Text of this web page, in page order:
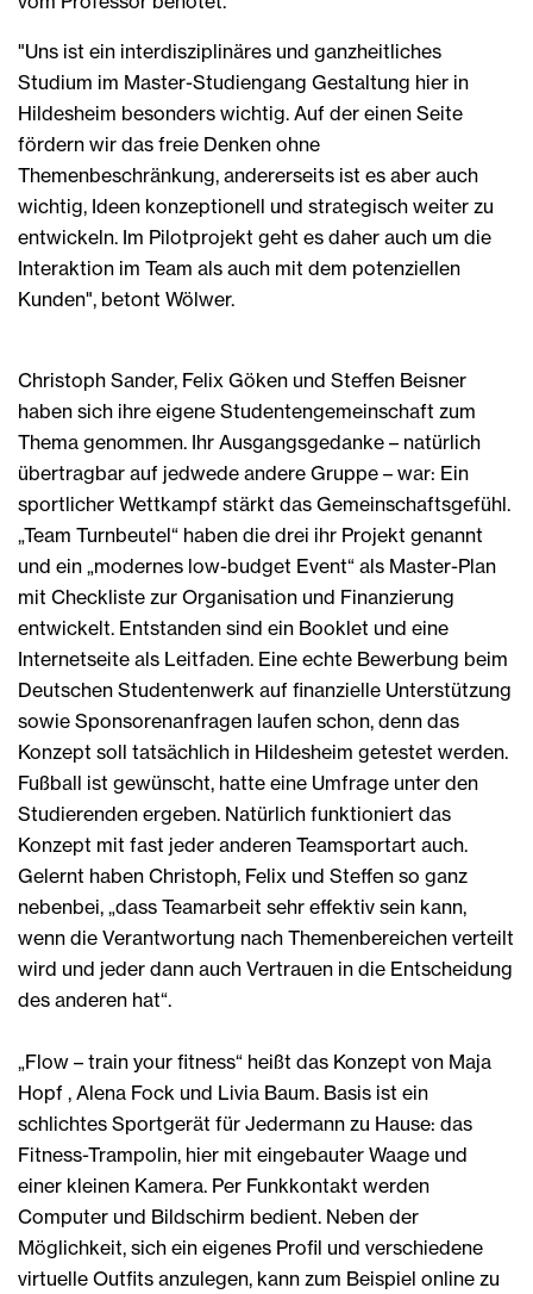
"Uns ist ein interdisziplinäres und ganzheitliches
Studium im Master-Studiengang Gestaltung hier in
Hildesheim besonders wichtig. Auf der einen Seite
fördern wir das freie Denken ohne
Themenbeschränkung, andererseits ist es aber auch
wichtig, Ideen konzeptionell und strategisch weiter zu
entwickeln. Im Pilotprojekt geht es daher auch um die
Interaktion im Team als auch mit dem potenziellen
Kunden", betont Wölwer.
Christoph Sander, Felix Göken und Steffen Beisner
haben sich ihre eigene Studentengemeinschaft zum
Thema genommen. Ihr Ausgangsgedanke – natürlich
übertragbar auf jedwede andere Gruppe – war: Ein
sportlicher Wettkampf stärkt das Gemeinschaftsgefühl.
„Team Turnbeutel“ haben die drei ihr Projekt genannt
und ein „modernes low-budget Event“ als Master-Plan
mit Checkliste zur Organisation und Finanzierung
entwickelt. Entstanden sind ein Booklet und eine
Internetseite als Leitfaden. Eine echte Bewerbung beim
Deutschen Studentenwerk auf finanzielle Unterstützung
sowie Sponsorenanfragen laufen schon, denn das
Konzept soll tatsächlich in Hildesheim getestet werden.
Fußball ist gewünscht, hatte eine Umfrage unter den
Studierenden ergeben. Natürlich funktioniert das
Konzept mit fast jeder anderen Teamsportart auch.
Gelernt haben Christoph, Felix und Steffen so ganz
nebenbei, „dass Teamarbeit sehr effektiv sein kann,
wenn die Verantwortung nach Themenbereichen verteilt
wird und jeder dann auch Vertrauen in die Entscheidung
des anderen hat“.
„Flow – train your fitness“ heißt das Konzept von Maja
Hopf , Alena Fock und Livia Baum. Basis ist ein
schlichtes Sportgerät für Jedermann zu Hause: das
Fitness-Trampolin, hier mit eingebauter Waage und
einer kleinen Kamera. Per Funkkontakt werden
Computer und Bildschirm bedient. Neben der
Möglichkeit, sich ein eigenes Profil und verschiedene
virtuelle Outfits anzulegen, kann zum Beispiel online zu